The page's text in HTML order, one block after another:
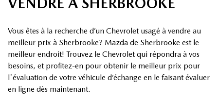
Vous êtes à la recherche d’un Chevrolet usagé à vendre au
meilleur prix à Sherbrooke? Mazda de Sherbrooke est le
meilleur endroit! Trouvez le Chevrolet qui répondra à vos
besoins, et profitez-en pour obtenir le meilleur prix pour
l'évaluation de votre véhicule d’échange en le faisant évaluer
en ligne dès maintenant.